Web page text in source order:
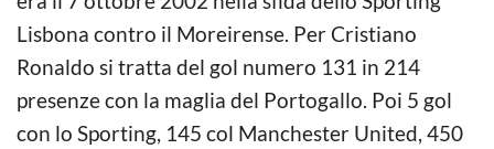
Lisbona contro il Moreirense. Per Cristiano
Ronaldo si tratta del gol numero 131 in 214
presenze con la maglia del Portogallo. Poi 5 gol
con lo Sporting, 145 col Manchester United, 450